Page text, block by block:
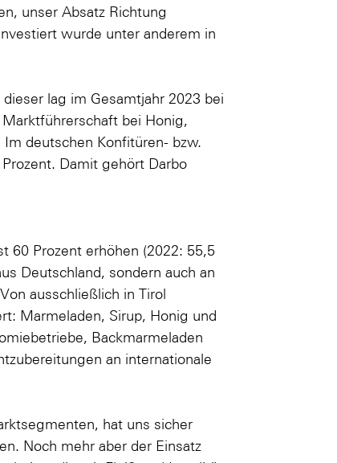
unser Absatz Richtung
wurde unter anderem in
lag im Gesamtjahr 2023 bei
bei Honig,
deutschen Konfitüren- bzw.
Damit gehört Darbo
60 Prozent erhöhen (2022: 55,5
Deutschland, sondern auch an
ausschließlich in Tirol
Marmeladen, Sirup, Honig und
Backmarmeladen
an internationale
hat uns sicher
Noch mehr aber der Einsatz